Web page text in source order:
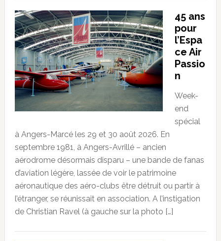
45 ans
pour
l’Espa
ce Air
Passio
n
Week-
end
spécial
à Angers-Marcé les 29 et 30 août 2026. En
septembre 1981, à Angers-Avrillé – ancien
aérodrome désormais disparu – une bande de fanas
d’aviation légère, lassée de voir le patrimoine
aéronautique des aéro-clubs être détruit ou partir à
l’étranger, se réunissait en association. A l’instigation
de Christian Ravel (à gauche sur la photo […]